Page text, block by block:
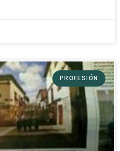
PROFESIÓN